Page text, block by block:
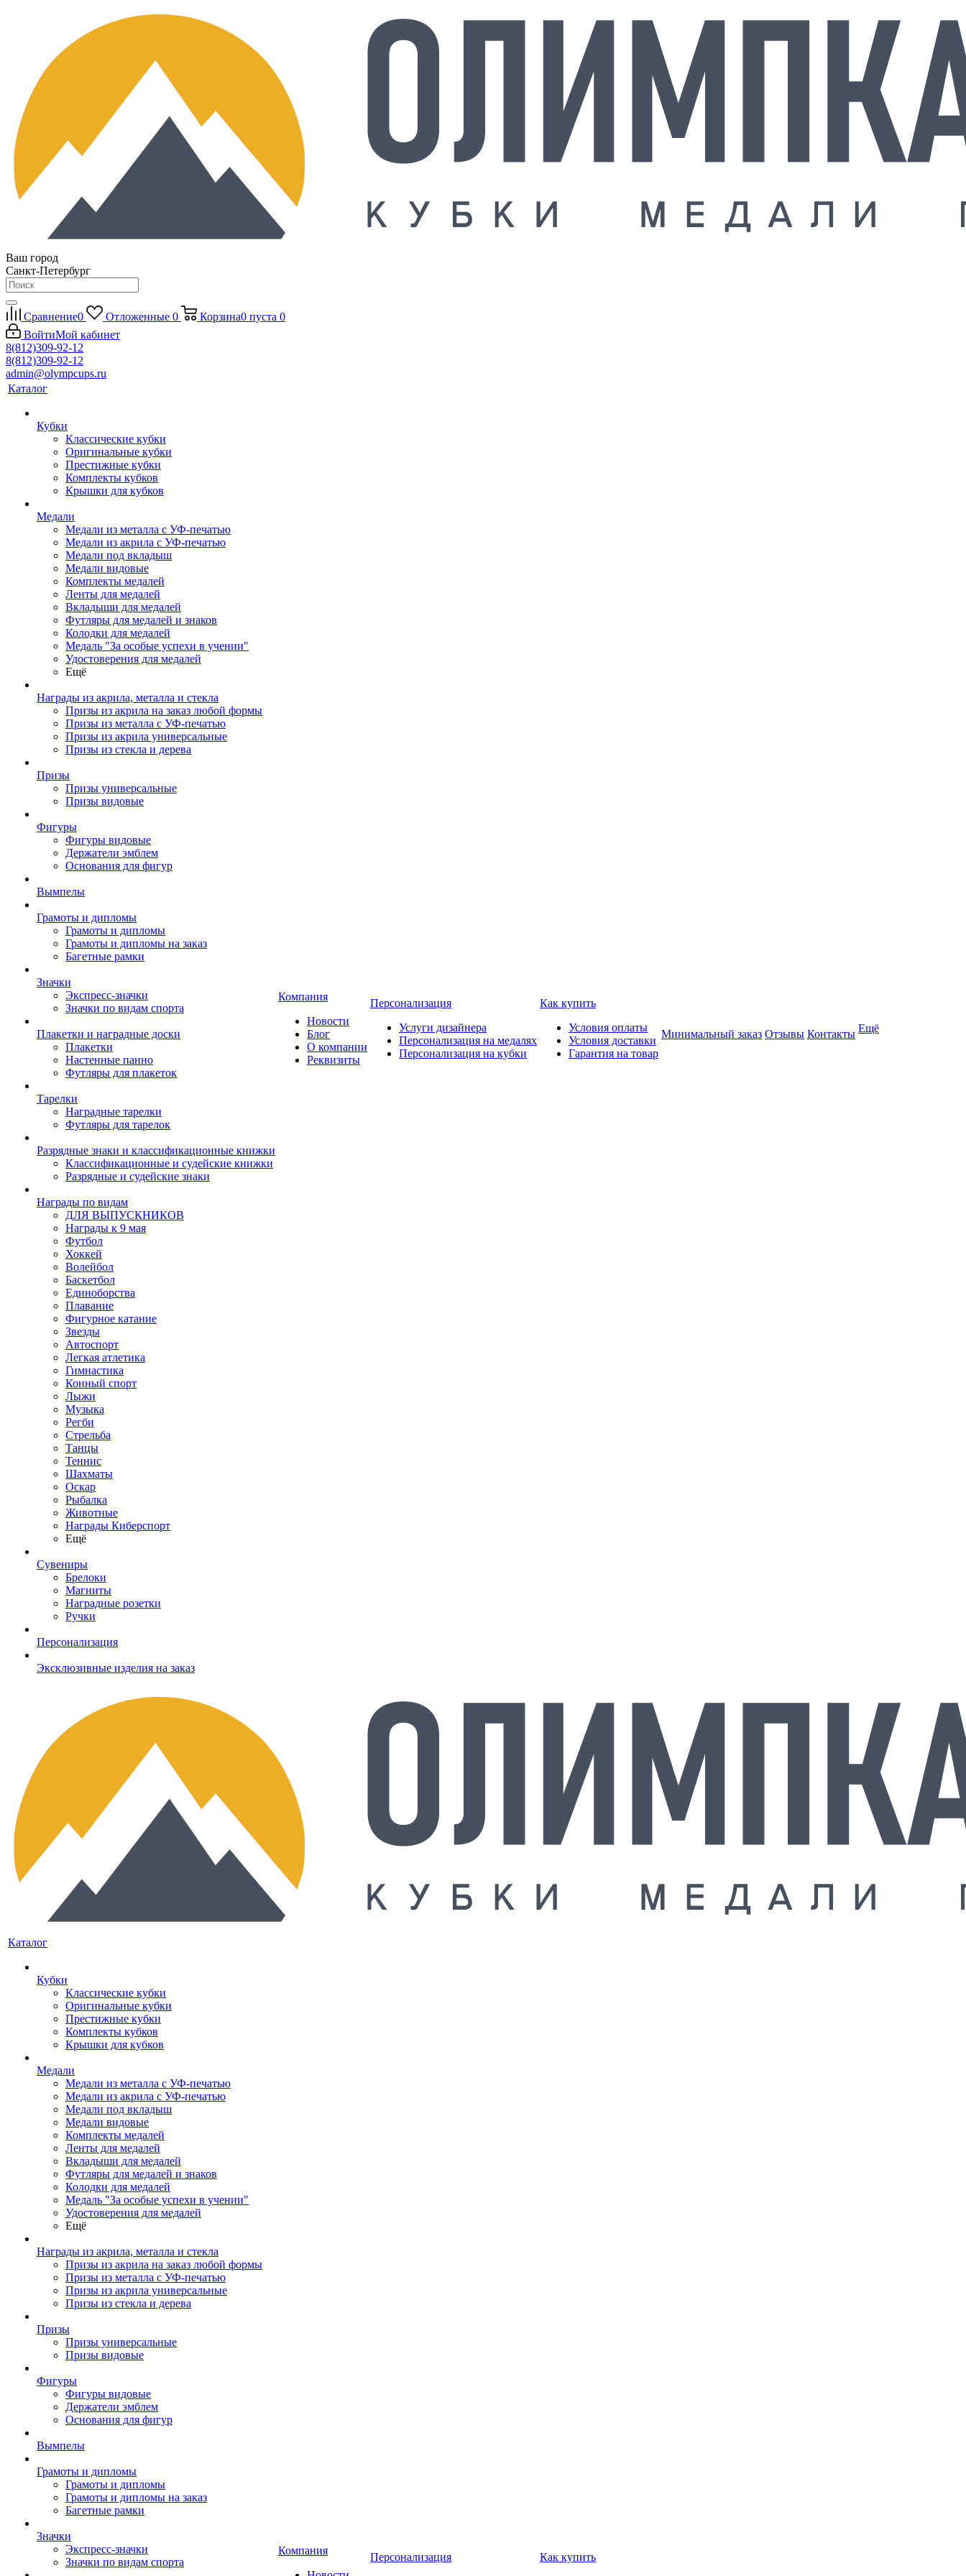
Ваш город
Санкт-Петербург
Сравнение0 Отложенные 0 Корзина0 пуста 0
ВойтиМой кабинет
8(812)309-92-12
8(812)309-92-12
admin@olympcups.ru
Каталог
Кубки
Классические кубки
Оригинальные кубки
Престижные кубки
Комплекты кубков
Крышки для кубков
Медали
Медали из металла с УФ-печатью
Медали из акрила с УФ-печатью
Медали под вкладыш
Медали видовые
Комплекты медалей
Ленты для медалей
Вкладыши для медалей
Футляры для медалей и знаков
Колодки для медалей
Медаль "За особые успехи в учении"
Удостоверения для медалей
Ещё
Награды из акрила, металла и стекла
Призы из акрила на заказ любой формы
Призы из металла с УФ-печатью
Призы из акрила универсальные
Призы из стекла и дерева
Призы
Призы универсальные
Призы видовые
Фигуры
Фигуры видовые
Держатели эмблем
Основания для фигур
Вымпелы
Грамоты и дипломы
Грамоты и дипломы
Грамоты и дипломы на заказ
Багетные рамки
Значки
Экспресс-значки
Значки по видам спорта
Плакетки и наградные доски
Плакетки
Настенные панно
Футляры для плакеток
Тарелки
Наградные тарелки
Футляры для тарелок
Разрядные знаки и классификационные книжки
Классификационные и судейские книжки
Разрядные и судейские знаки
Награды по видам
ДЛЯ ВЫПУСКНИКОВ
Награды к 9 мая
Футбол
Хоккей
Волейбол
Баскетбол
Единоборства
Плавание
Фигурное катание
Звезды
Автоспорт
Легкая атлетика
Гимнастика
Конный спорт
Лыжи
Музыка
Регби
Стрельба
Танцы
Теннис
Шахматы
Оскар
Рыбалка
Животные
Награды Киберспорт
Ещё
Сувениры
Брелоки
Магниты
Наградные розетки
Ручки
Персонализация
Эксклюзивные изделия на заказ
Компания
Новости
Блог
О компании
Реквизиты
Персонализация
Услуги дизайнера
Персонализация на медалях
Персонализация на кубки
Как купить
Условия оплаты
Условия доставки
Гарантия на товар
Минимальный заказ Отзывы Контакты Ещё
Каталог
Кубки
Классические кубки
Оригинальные кубки
Престижные кубки
Комплекты кубков
Крышки для кубков
Медали
Медали из металла с УФ-печатью
Медали из акрила с УФ-печатью
Медали под вкладыш
Медали видовые
Комплекты медалей
Ленты для медалей
Вкладыши для медалей
Футляры для медалей и знаков
Колодки для медалей
Медаль "За особые успехи в учении"
Удостоверения для медалей
Ещё
Награды из акрила, металла и стекла
Призы из акрила на заказ любой формы
Призы из металла с УФ-печатью
Призы из акрила универсальные
Призы из стекла и дерева
Призы
Призы универсальные
Призы видовые
Фигуры
Фигуры видовые
Держатели эмблем
Основания для фигур
Вымпелы
Грамоты и дипломы
Грамоты и дипломы
Грамоты и дипломы на заказ
Багетные рамки
Значки
Экспресс-значки
Значки по видам спорта
Компания
Персонализация
Как купить